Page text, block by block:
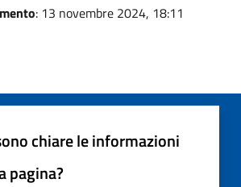
: 13 novembre 2024, 18:11
chiare le informazioni
pagina?